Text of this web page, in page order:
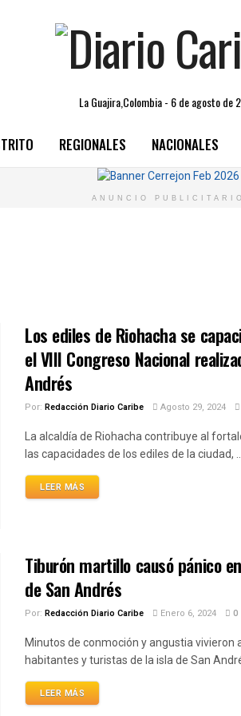
La Guajira,Colombia - 6 de agosto de
REGIONALES NACIONALES
ANUNCIO PUBLICITARIO
Los ediles de Riohacha se
el VIII Congreso Nacional
Andrés
Por: Redacción Diario Caribe Agosto 29, 2024
La alcaldía de Riohacha contribuye al
las capacidades de los ediles de la ciudad,
LEER MÁS
Tiburón martillo causó pánico
de San Andrés
Por: Redacción Diario Caribe Enero 6, 2024 0
Minutos de conmoción y angustia vivieron
habitantes y turistas de la isla de San
LEER MÁS